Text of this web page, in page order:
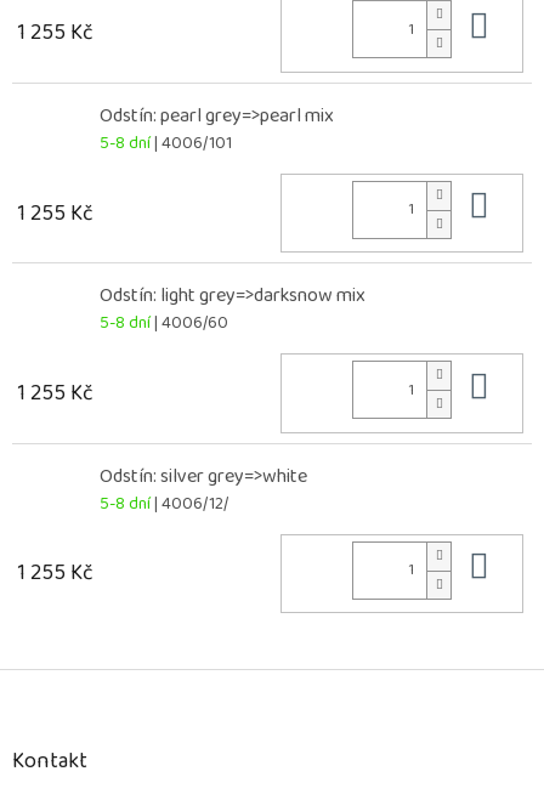
1 255 Kč
Odstín: pearl grey=>pearl mix
5-8 dní| 4006/101
1 255 Kč
Odstín: light grey=>darksnow mix
5-8 dní| 4006/60
1 255 Kč
Odstín: silver grey=>white
5-8 dní| 4006/12/
1 255 Kč
Z
Kontakt